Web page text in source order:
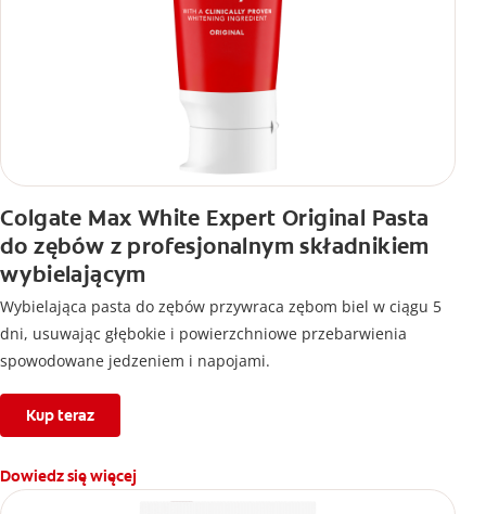
Colgate Max White Expert Original Pasta
do zębów z profesjonalnym składnikiem
wybielającym
Wybielająca pasta do zębów przywraca zębom biel w ciągu 5
dni, usuwając głębokie i powierzchniowe przebarwienia
spowodowane jedzeniem i napojami.
Kup teraz
Dowiedz się więcej